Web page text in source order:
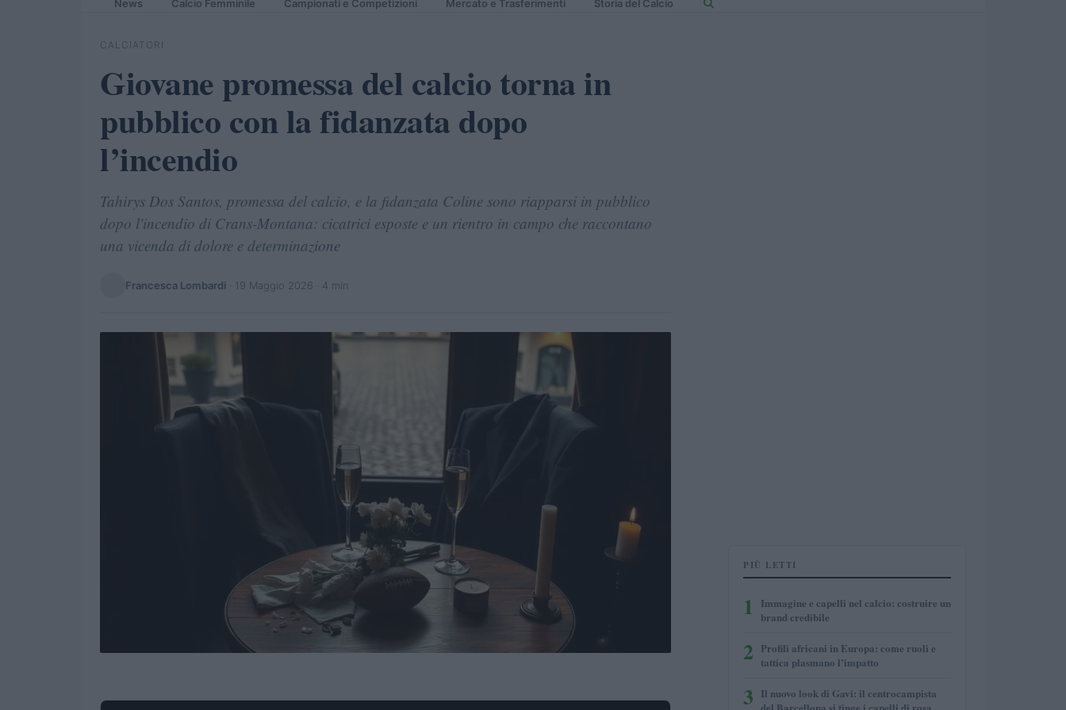
News Calcio Femminile Campionati e Competizioni Mercato e Trasferimenti Storia del Calcio
CALCIATORI
Giovane promessa del calcio torna in
pubblico con la fidanzata dopo
l’incendio
Tahirys Dos Santos, promessa del calcio, e la fidanzata Coline sono riapparsi in pubblico
dopo l'incendio di Crans-Montana: cicatrici esposte e un rientro in campo che raccontano
una vicenda di dolore e determinazione
Francesca Lombardi 19 Maggio 2026 · 4 min
PIÙ LETTI
1
Immagine e capelli nel calcio: costruire un
brand credibile
2 Profili africani in Europa: come ruoli e
tattica plasmano l’impatto
3 Il nuovo look di Gavi: il centrocampista